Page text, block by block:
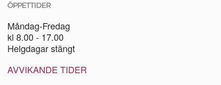
ÖPPETTIDER
Måndag-Fredag
kl 8.00 - 17.00
Helgdagar stängt
AVVIKANDE TIDER